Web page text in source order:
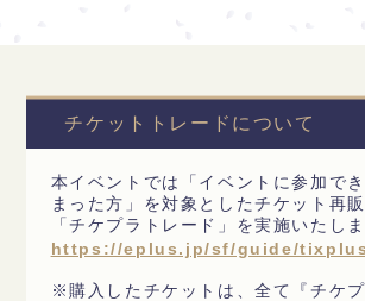
チケットトレードについて
本イベントでは「イベントに参加で
まった方」を対象としたチケット再
「チケプラトレード」を実施いたしま
https://eplus.jp/sf/guide/
※購入したチケットは、全て『チケ